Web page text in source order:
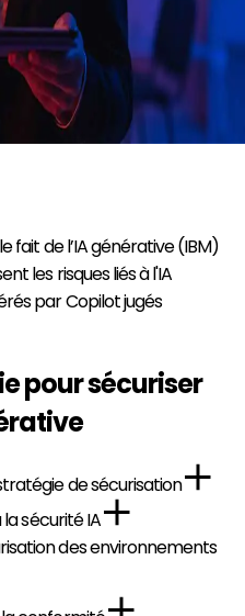
fait de l’IA générative (IBM)
les risques liés à l'IA
par Copilot jugés
pour sécuriser
de sécurisation
sécurité IA
des environnements